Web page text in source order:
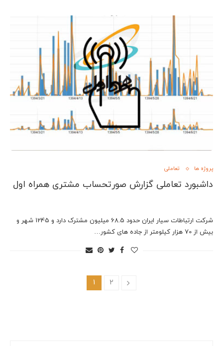
پروژه ها تعاملی
داشبورد تعاملی گزارش صورتحساب مشتری همراه اول
شرکت ارتباطات سیار ایران حدود 68.5 میلیون مشترک دارد و 1245 شهر و
بیش از 70 هزار کیلومتر از جاده های کشور…
1 2